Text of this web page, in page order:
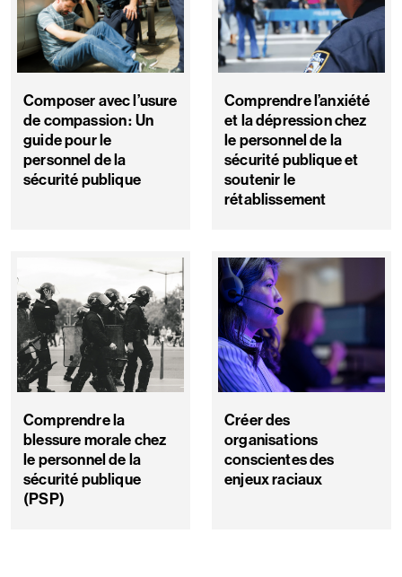
Composer avec l’usure
de compassion : Un
guide pour le
personnel de la
sécurité publique
Comprendre l’anxiété
et la dépression chez
le personnel de la
sécurité publique et
soutenir le
rétablissement
Comprendre la
blessure morale chez
le personnel de la
sécurité publique
(PSP)
Créer des
organisations
conscientes des
enjeux raciaux